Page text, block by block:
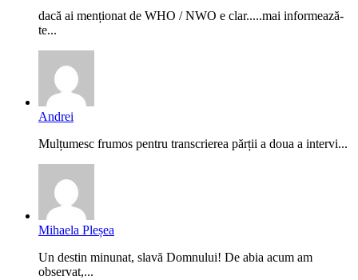
dacă ai menționat de WHO / NWO e clar.....mai informează-
te...
Andrei
Mulțumesc frumos pentru transcrierea părții a doua a intervi...
Mihaela Pleșea
Un destin minunat, slavă Domnului! De abia acum am
observat,...